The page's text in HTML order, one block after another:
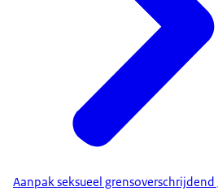
Aanpak seksueel grensoverschrijdend